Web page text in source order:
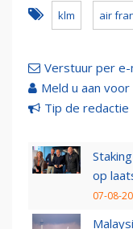
klm air
Verstuur per e-
Meld u aan
Tip de redactie
op
07-08-